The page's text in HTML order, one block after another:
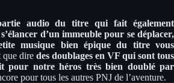
audio du titre qui fait également
d’un immeuble pour se déplacer,
musique bien épique du titre vous
que dire des doublages en VF qui sont tous
pour notre héros très bien doublé par
pour tous les autres PNJ de l’aventure.